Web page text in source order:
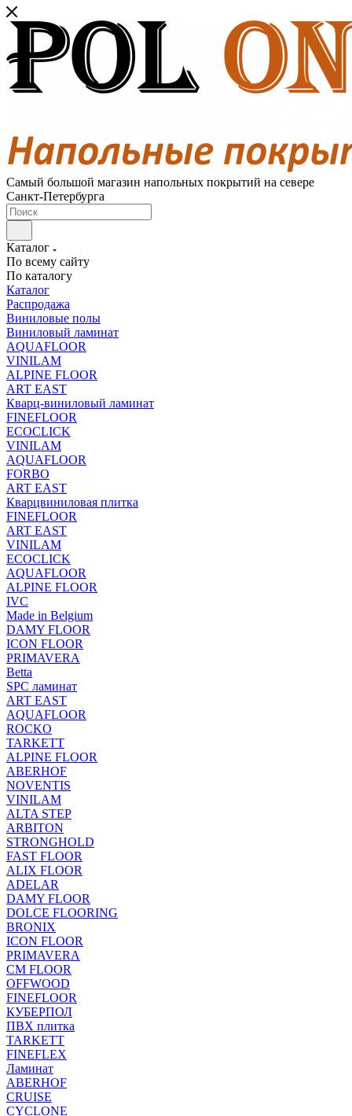
Самый большой магазин напольных покрытий на севере
Санкт-Петербурга
Каталог
По всему сайту
По каталогу
Каталог
Распродажа
Виниловые полы
Виниловый ламинат
AQUAFLOOR
VINILAM
ALPINE FLOOR
ART EAST
Кварц-виниловый ламинат
FINEFLOOR
ECOCLICK
VINILAM
AQUAFLOOR
FORBO
ART EAST
Кварцвиниловая плитка
FINEFLOOR
ART EAST
VINILAM
ECOCLICK
AQUAFLOOR
ALPINE FLOOR
IVC
Made in Belgium
DAMY FLOOR
ICON FLOOR
PRIMAVERA
Betta
SPC ламинат
ART EAST
AQUAFLOOR
ROCKO
TARKETT
ALPINE FLOOR
ABERHOF
NOVENTIS
VINILAM
ALTA STEP
ARBITON
STRONGHOLD
FAST FLOOR
ALIX FLOOR
ADELAR
DAMY FLOOR
DOLCE FLOORING
BRONIX
ICON FLOOR
PRIMAVERA
CM FLOOR
OFFWOOD
FINEFLOOR
КУБЕРПОЛ
ПВХ плитка
TARKETT
FINEFLEX
Ламинат
ABERHOF
CRUISE
CYCLONE